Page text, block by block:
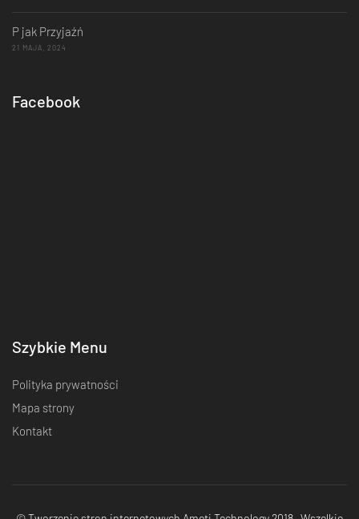
P jak Przyjaźń
21 MAJA, 2024
Facebook
Szybkie Menu
Polityka prywatności
Mapa strony
Kontakt